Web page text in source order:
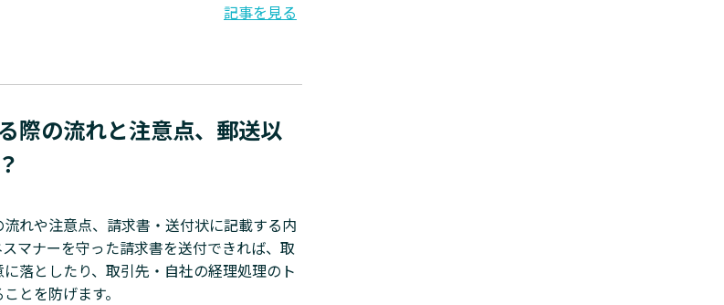
記事を見る
際の流れと注意点、郵送以
れや注意点、請求書・送付状に記載する内
マナーを守った請求書を送付できれば、取
落としたり、取引先・自社の経理処理のト
とを防げます。